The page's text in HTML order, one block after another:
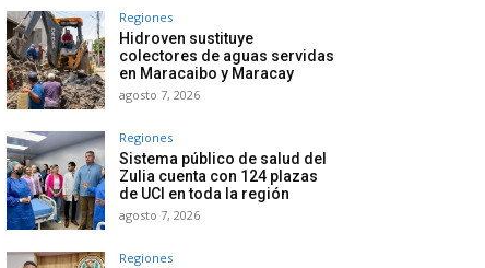
Regiones
Hidroven sustituye
colectores de aguas servidas
en Maracaibo y Maracay
agosto 7, 2026
Regiones
Sistema público de salud del
Zulia cuenta con 124 plazas
de UCI en toda la región
agosto 7, 2026
Regiones